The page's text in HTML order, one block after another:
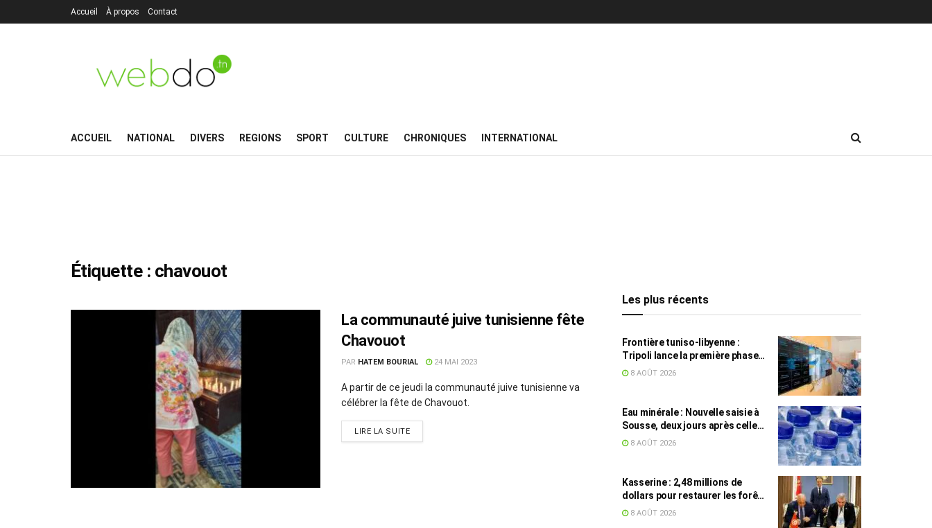
Accueil À propos Contact
ACCUEIL NATIONAL DIVERS REGIONS SPORT CULTURE CHRONIQUES INTERNATIONAL
Étiquette : chavouot
La communauté juive tunisienne fête
Chavouot
PAR HATEM BOURIAL 24 MAI 2023
A partir de ce jeudi la communauté juive tunisienne va
célébrer la fête de Chavouot.
LIRE LA SUITE
Les plus récents
Frontière tuniso-libyenne :
Tripoli lance la première phase
d’un système de surveillance sur
8 AOÛT 2026
Eau minérale : Nouvelle saisie à
Sousse, deux jours après celle
des grossistes
8 AOÛT 2026
Kasserine : 2,48 millions de
dollars pour restaurer les forêts
de pin d’Alep
8 AOÛT 2026